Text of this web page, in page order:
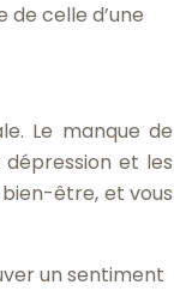
celle d’une
Le manque de
et les
être, et vous
un sentiment